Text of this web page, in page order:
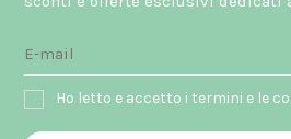
Ho letto e accetto i termini e le